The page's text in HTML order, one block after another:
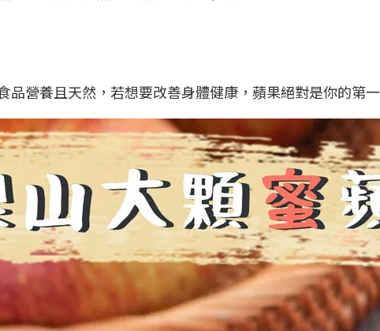
品營養且天然，若想要改善身體健康，蘋果絕對是你的第